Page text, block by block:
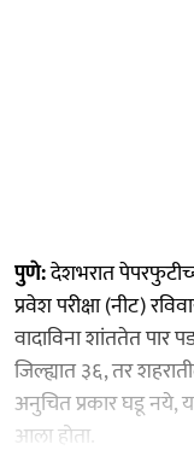
पुणे:देशभरात
प्रवेश परीक्षा (नीट)
वादाविना शांततेत पार
जिल्ह्यात ३६, तर
अनुचित प्रकार घडू नये,
आला होता.